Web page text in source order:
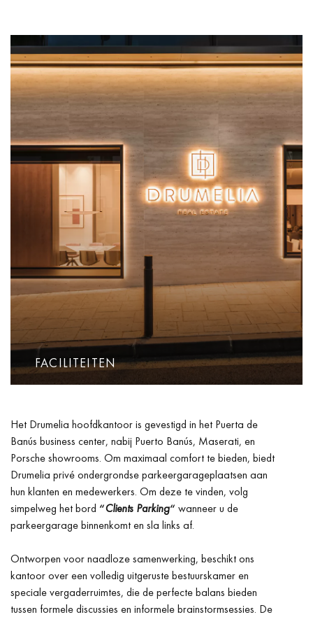
FACILITEITEN
Het Drumelia hoofdkantoor is gevestigd in het Puerta de
Banús business center, nabij Puerto Banús, Maserati, en
Porsche showrooms. Om maximaal comfort te bieden, biedt
Drumelia privé ondergrondse parkeergarageplaatsen aan
hun klanten en medewerkers. Om deze te vinden, volg
simpelweg het bord “Clients Parking“ wanneer u de
parkeergarage binnenkomt en sla links af.
Ontworpen voor naadloze samenwerking, beschikt ons
kantoor over een volledig uitgeruste bestuurskamer en
speciale vergaderruimtes, die de perfecte balans bieden
tussen formele discussies en informele brainstormsessies. De